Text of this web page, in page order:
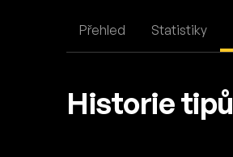
Přehled Statistiky
Historie tipů